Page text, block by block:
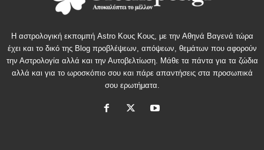
Η αστρολογική εκπομπή Astro Κους Κους, με την Αθηνά Βαγενά τώρα
έχει και το δικό της Blog προβλέψεων, απόψεων, θεμάτων που αφορούν
την Αστρολογία αλλά και την Αυτοβελτίωση. Μάθε τα πάντα για τα ζώδια
αλλά και για το ωροσκόπιο σου και πάρε απαντήσεις στα προσωπικά
σου ερωτήματα.